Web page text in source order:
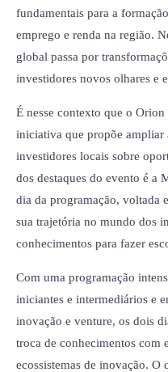
fundamentais para a
emprego e renda na região.
global passa por
investidores novos olhares e
É nesse contexto que o
iniciativa que propõe ampliar
investidores locais sobre
dos destaques do evento é a
dia da programação, voltada
sua trajetória no mundo dos
conhecimentos para fazer
Com uma programação
iniciantes e intermediários e
inovação e venture, os dois
troca de conhecimentos com
ecossistemas de inovação. O